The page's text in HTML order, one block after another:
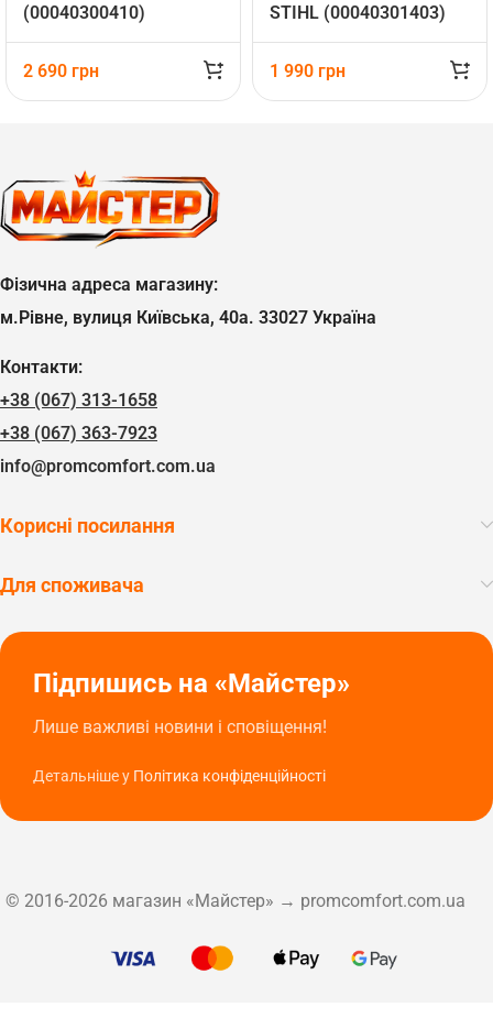
(00040300410)
2 690 грн
STIHL (00040301403)
1 990 грн
Фізична адреса магазину:
м.Рівне, вулиця Київська, 40а. 33027 Україна
Контакти:
+38 (067) 313-1658
+38 (067) 363-7923
info@promcomfort.com.ua
Корисні посилання
Для споживача
Підпишись на «Майстер»
Лише важливі новини і сповіщення!
Детальніше у Політика конфіденційності
© 2016-2026 магазин «Майстер» → promcomfort.com.ua